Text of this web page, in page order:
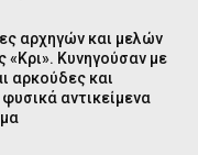
αρχηγών και μελών
«Κρι». Κυνηγούσαν με
αρκούδες και
αντικείμενα